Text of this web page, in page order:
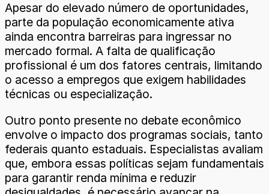
Apesar do elevado número de oportunidades,
parte da população economicamente ativa
ainda encontra barreiras para ingressar no
mercado formal. A falta de qualificação
profissional é um dos fatores centrais, limitando
o acesso a empregos que exigem habilidades
técnicas ou especialização.
Outro ponto presente no debate econômico
envolve o impacto dos programas sociais, tanto
federais quanto estaduais. Especialistas avaliam
que, embora essas políticas sejam fundamentais
para garantir renda mínima e reduzir